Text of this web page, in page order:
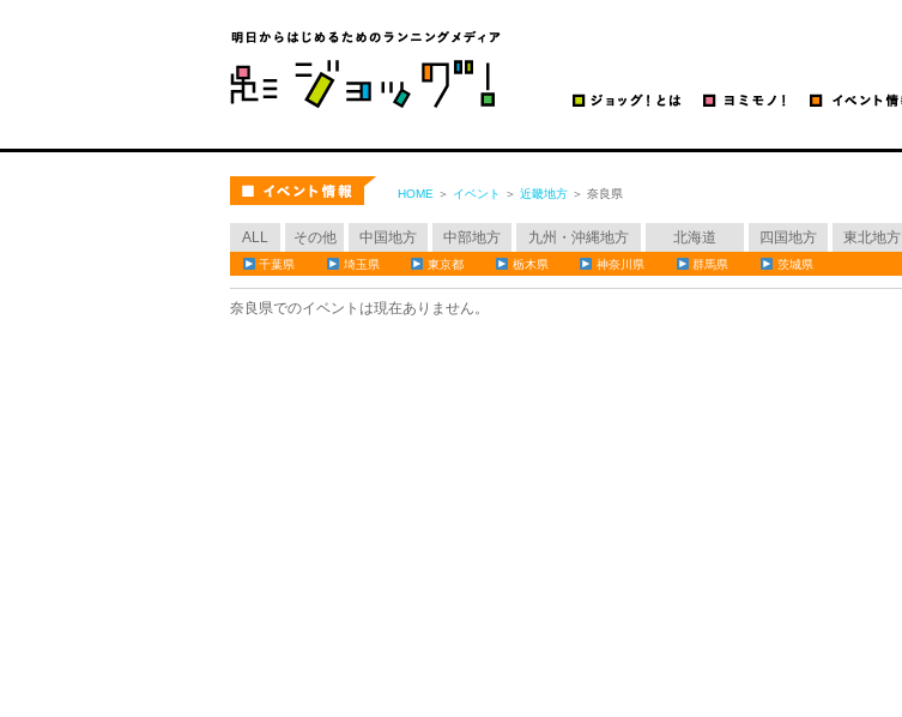
HOME ＞ イベント ＞ 近畿地方 ＞ 奈良県
ALL その他 中国地方 中部地方 九州・沖縄地方 北海道 四国地方 東北地方
千葉県 埼玉県 東京都 栃木県 神奈川県 群馬県 茨城県
奈良県でのイベントは現在ありません。